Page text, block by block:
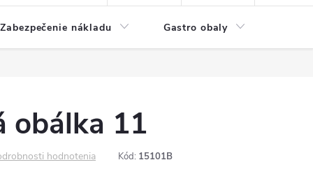
Zabezpečenie nákladu Gastro obaly
obálka 11
hodnotenia Kód: 15101B